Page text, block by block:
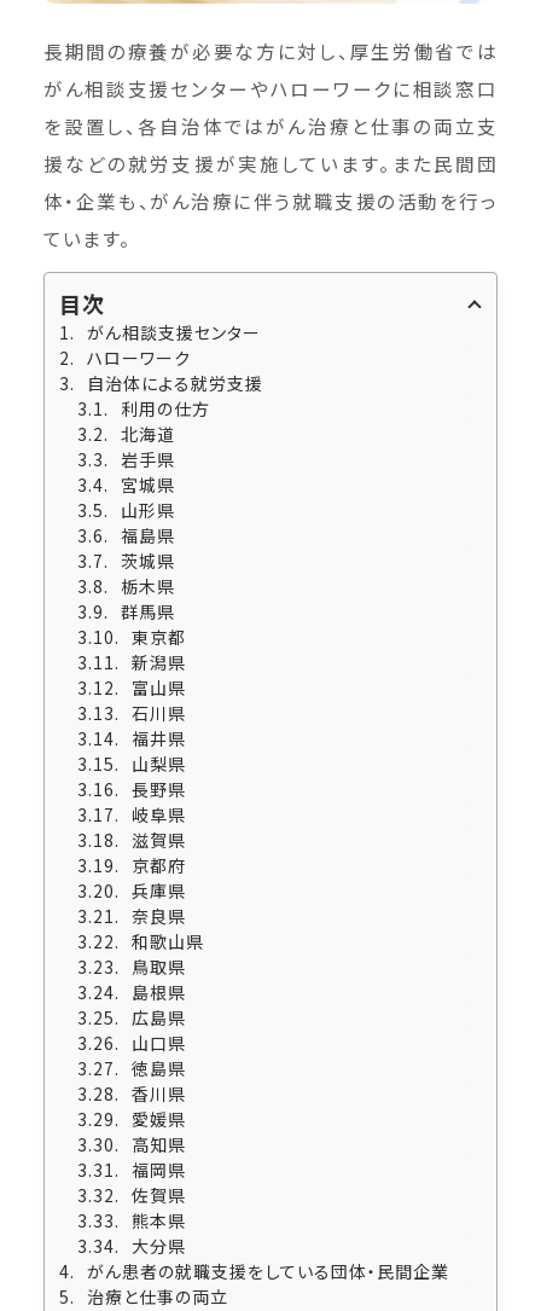
長期間の療養が必要な方に対し、厚生労働省では
がん相談支援センターやハローワークに相談窓口
を設置し、各自治体ではがん治療と仕事の両立支
援などの就労支援が実施しています。また民間団
体・企業も、がん治療に伴う就職支援の活動を行っ
ています。
目次
がん相談支援センター
ハローワーク
自治体による就労支援
利用の仕方
北海道
岩手県
宮城県
山形県
福島県
茨城県
栃木県
群馬県
東京都
新潟県
富山県
石川県
福井県
山梨県
長野県
岐阜県
滋賀県
京都府
兵庫県
奈良県
和歌山県
鳥取県
島根県
広島県
山口県
徳島県
香川県
愛媛県
高知県
福岡県
佐賀県
熊本県
大分県
がん患者の就職支援をしている団体・民間企業
治療と仕事の両立